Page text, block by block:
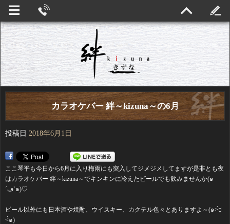
カラオケバー 絆～kizuna～の6月
投稿日 2018年6月1日
ここ琴平も今日から6月に入り梅雨にも突入してジメジメしてますが是非とも夜
はカラオケバー 絆～kizuna～でキンキンに冷えたビールでも飲みませんか(๑
´ڡ`๑)♡
ビール以外にも日本酒や焼酎、ウイスキー、カクテル色々とありますよ～(๑˃́ꇴ
˂̀๑)